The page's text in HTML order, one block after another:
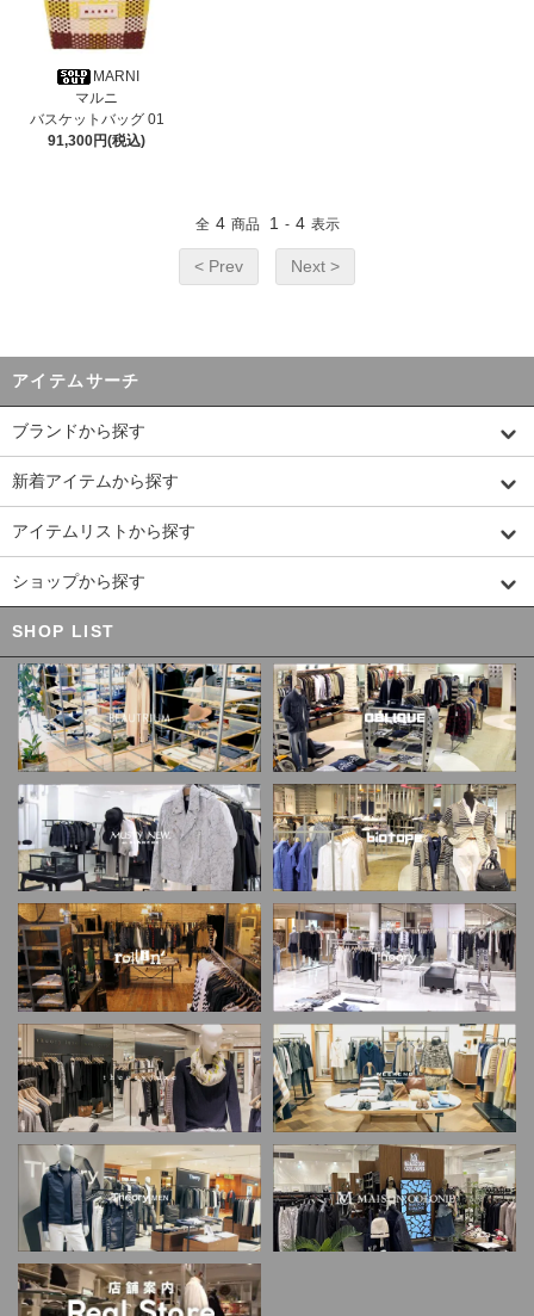
MARNI
マルニ
バスケットバッグ 01
91,300円(税込)
全 4 商品 1 - 4 表示
< Prev Next >
アイテムサーチ
ブランドから探す
新着アイテムから探す
アイテムリストから探す
ショップから探す
SHOP LIST